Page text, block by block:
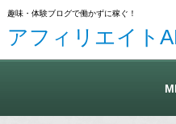
趣味・体験ブログで働かずに稼ぐ！
アフィリエイト